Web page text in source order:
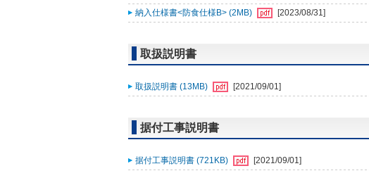
納入仕様書<防食仕様B> (2MB)
[2023/08/31]
取扱説明書
取扱説明書 (13MB) [2021/09/01]
据付工事説明書
据付工事説明書 (721KB) [2021/09/01]